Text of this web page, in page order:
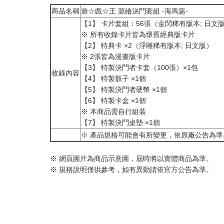
商品名稱遊☆戲☆王 源繪決鬥套組 -海馬篇-
收錄內容
【1】 卡片套組：56張（金閃稀有版本; 日文
※ 所有收錄卡片皆為懷舊經典版卡片
【2】 特典卡 ×2（浮雕稀有版本; 日文版）​
※ 2張皆為漫畫版卡片
【3】 特製決鬥者卡套（100張）×1包
【4】 特製骰子 ×1個
【5】 特製決鬥者硬幣 ×1個
【6】 特製卡盒 ×1個
※ 本商品需自行組裝
【7】 特製決鬥桌墊 ×1個
※ 產品規格可能會有所變更，依原廠公告為
※ 網頁圖片為商品示意圖，屆時將以實體商品為準。
※ 規格說明僅供參考，如有異動請依官方公告為準。